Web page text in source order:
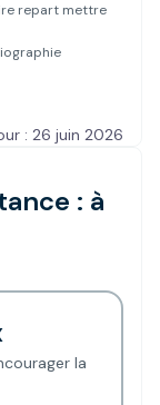
repart mettre
: 26 juin 2026
: à
la